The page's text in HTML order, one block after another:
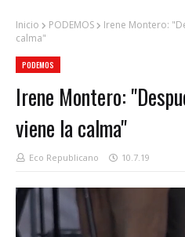
Inicio PODEMOS
Irene Montero:
calma"
PODEMOS
Irene Montero:
viene la calma"
Eco Republicano 10.7.19